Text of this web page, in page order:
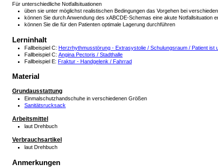
Für unterschiedliche Notfallsituationen
üben sie unter möglichst realistischen Bedingungen das Vorgehen bei
können Sie durch Anwendung des xABCDE-Schemas eine akute Notfallsituation
können Sie die für den Patienten optimale Lagerung durchführen
Lerninhalt
Fallbeispiel C: Herzrhythmusstörung - Extrasystolie / Schulungsraum / Patient ist
Fallbeispiel C: Angina Pectoris / Stadthalle
Fallbeispiel E: Fraktur - Handgelenk / Fahrrad
Material
Grundausstattung
Einmalschutzhandschuhe in verschiedenen Größen
Sanitätsrucksack
Arbeitsmittel
laut Drehbuch
Verbrauchsartikel
laut Drehbuch
Anmerkungen